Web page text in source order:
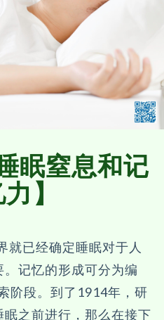
眠窒息和记
】
就已经确定睡眠对于人
记忆的形成可分为编
阶段。到了1914年，研
之前进行，那么在接下